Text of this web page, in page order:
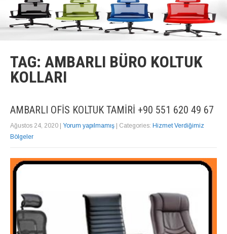
TAG: AMBARLI BÜRO KOLTUK
KOLLARI
AMBARLI OFIS KOLTUK TAMIRI +90 551 620 49 67
Ağustos 24, 2020 | Yorum yapılmamış | Categories: Hizmet Verdiğimiz
Bölgeler